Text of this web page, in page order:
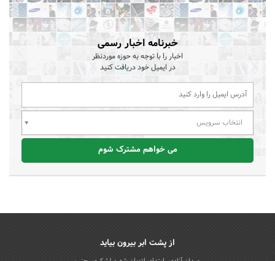
خبرنامه اخبار رسمی
اخبار را با توجه به حوزه موردنظر
در ایمیل خود دریافت کنید
انتخاب سرویس
می خواهم مشترک شوم
از پشت ابر بیرون بیاید